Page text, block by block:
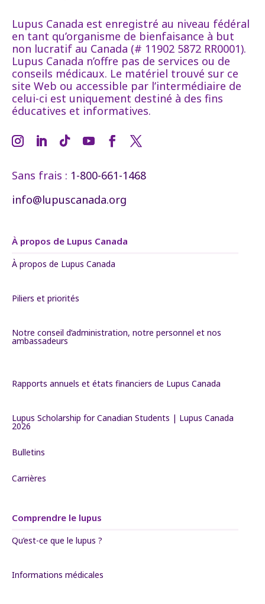
Lupus Canada est enregistré au niveau fédéral
en tant qu’organisme de bienfaisance à but
non lucratif au Canada (# 11902 5872 RR0001).
Lupus Canada n’offre pas de services ou de
conseils médicaux. Le matériel trouvé sur ce
site Web ou accessible par l’intermédiaire de
celui-ci est uniquement destiné à des fins
éducatives et informatives.
Sans frais : 1-800-661-1468
info@lupuscanada.org
À propos de Lupus Canada
À propos de Lupus Canada
Piliers et priorités
Notre conseil d’administration, notre personnel et nos
ambassadeurs
Rapports annuels et états financiers de Lupus Canada
Lupus Scholarship for Canadian Students | Lupus Canada
2026
Bulletins
Carrières
Comprendre le lupus
Qu’est-ce que le lupus ?
Informations médicales